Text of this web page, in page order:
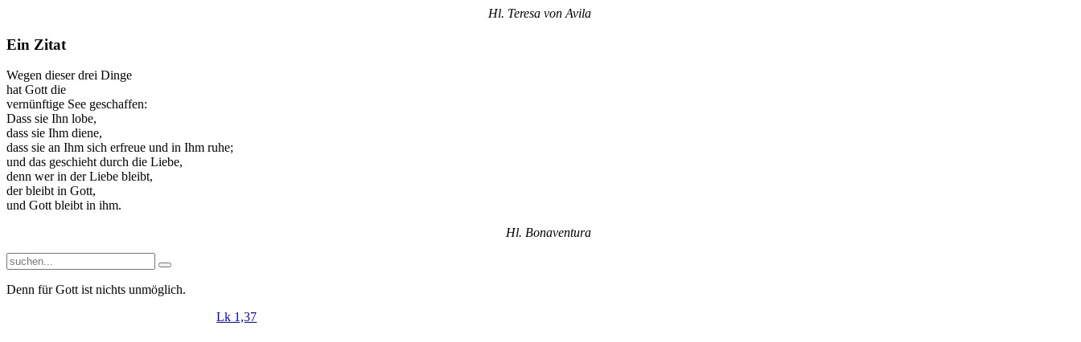
Hl. Teresa von Avila
Ein Zitat
Wegen dieser drei Dinge
hat Gott die
vernünftige See geschaffen:
Dass sie Ihn lobe,
dass sie Ihm diene,
dass sie an Ihm sich erfreue und in Ihm ruhe;
und das geschieht durch die Liebe,
denn wer in der Liebe bleibt,
der bleibt in Gott,
und Gott bleibt in ihm.
Hl. Bonaventura
Denn für Gott ist nichts unmöglich.
Lk 1,37